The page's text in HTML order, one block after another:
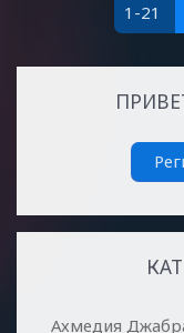
1-21
Ахмедия